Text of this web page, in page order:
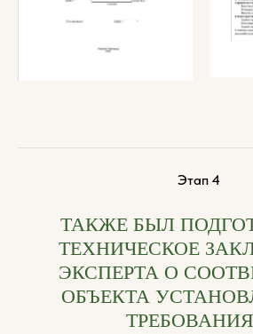
Этап 4
ТАКЖЕ БЫЛ
ТЕХНИЧЕСКОЕ
ЭКСПЕРТА О
ОБЪЕКТА